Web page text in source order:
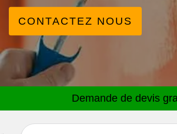
CONTACTEZ NOUS
Demande de devis